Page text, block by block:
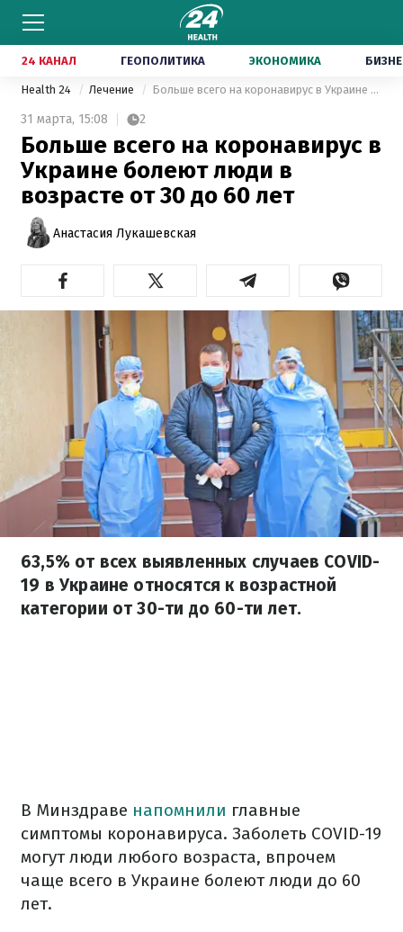
24 КАНАЛ ГЕОПОЛИТИКА ЭКОНОМИКА
Health 24 Лечение Больше всего на коронавирус в Украине болеют люди в возрасте от 30 до 60 лет
31 марта, 15:08 2
Больше всего на коронавирус в
Украине болеют люди в
возрасте от 30 до 60 лет
Анастасия Лукашевская
63,5% от всех выявленных случаев COVID-
19 в Украине относятся к возрастной
категории от 30-ти до 60-ти лет.
В Минздраве напомнили главные
симптомы коронавируса. Заболеть COVID-19
могут люди любого возраста, впрочем
чаще всего в Украине болеют люди до 60
лет.